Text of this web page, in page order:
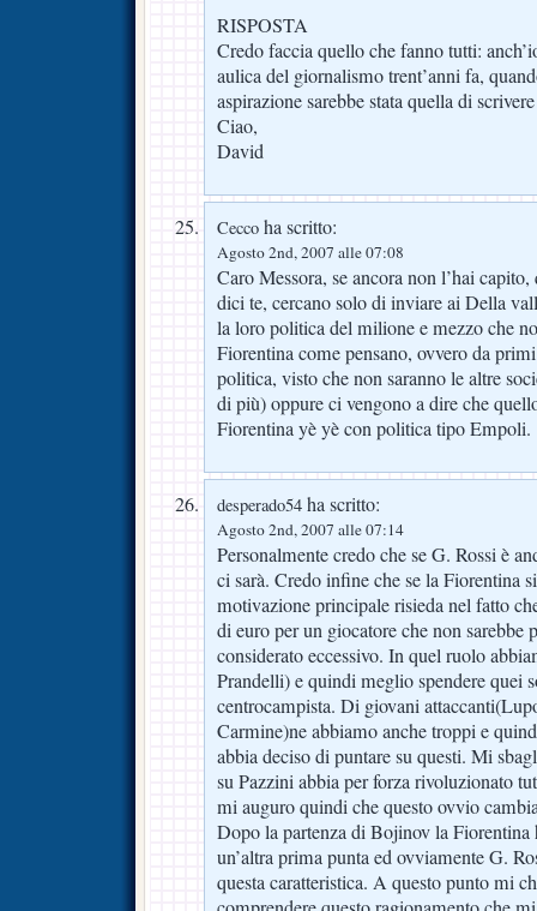
RISPOSTA
Credo faccia quello che fanno tutti:
aulica del giornalismo trent’anni fa,
aspirazione sarebbe stata quella di
Ciao,
David
Cecco ha scritto:
Agosto 2nd, 2007 alle 07:08
Caro Messora, se ancora non l’hai
dici te, cercano solo di inviare ai Della
la loro politica del milione e mezzo che
Fiorentina come pensano, ovvero da
politica, visto che non saranno le altre
di più) oppure ci vengono a dire che
Fiorentina yè yè con politica tipo Empoli.
desperado54 ha scritto:
Agosto 2nd, 2007 alle 07:14
Personalmente credo che se G. Rossi è
ci sarà. Credo infine che se la Fiorentina
motivazione principale risieda nel fatto
di euro per un giocatore che non sarebbe
considerato eccessivo. In quel ruolo
Prandelli) e quindi meglio spendere quei
centrocampista. Di giovani
Carmine)ne abbiamo anche troppi e
abbia deciso di puntare su questi. Mi
su Pazzini abbia per forza rivoluzionato
mi auguro quindi che questo ovvio
Dopo la partenza di Bojinov la Fiorentina
un’altra prima punta ed ovviamente G.
questa caratteristica. A questo punto mi